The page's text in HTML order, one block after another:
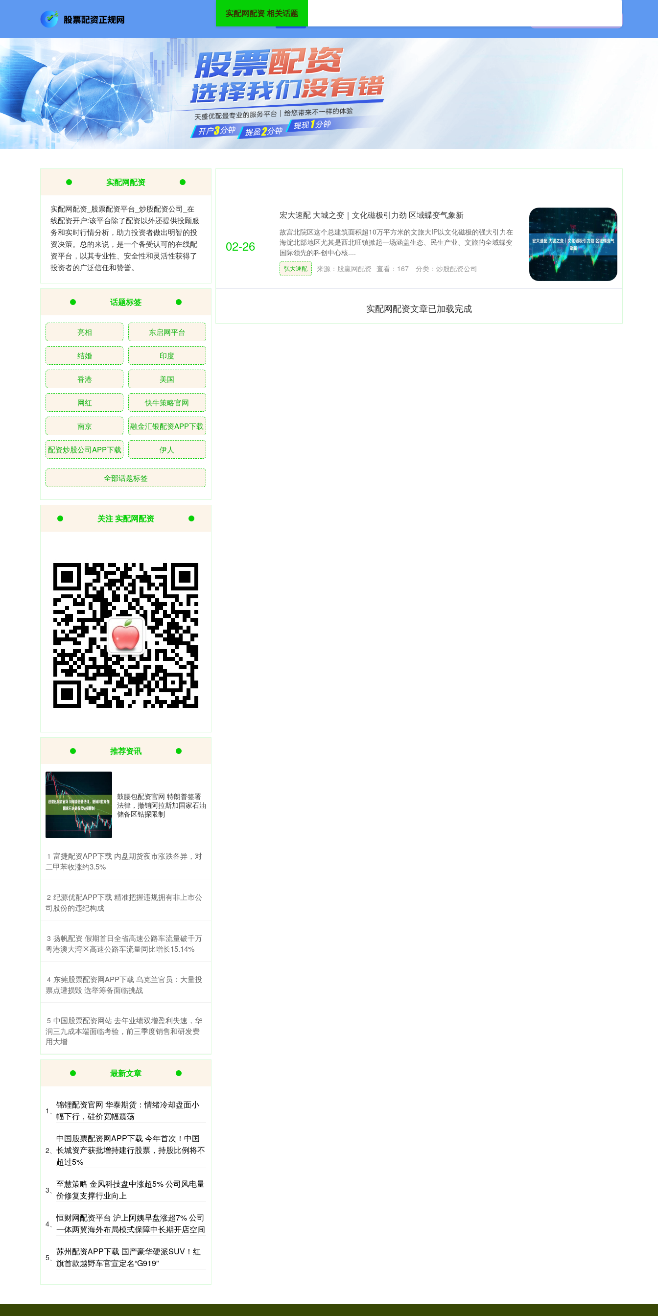
首页
实配网配资 相关话题
02-26
宏大速配 大城之变｜文化磁极引力劲 区域蝶变气象新
故宫北院区这个总建筑面积超10万平方米的文旅大IP以文化磁极的强大引力在
海淀北部地区尤其是西北旺镇掀起一场涵盖生态、民生产业、文旅的全域蝶变
国际领先的科创中心核....
弘大速配 来源：股赢网配资 查看： 167 分类： 炒股配资公司
实配网配资文章已加载完成
实配网配资
实配网配资_股票配资平台_炒股配资公司_在
线配资开户:该平台除了配资以外还提供投顾服
务和实时行情分析，助力投资者做出明智的投
资决策。总的来说，是一个备受认可的在线配
资平台，以其专业性、安全性和灵活性获得了
投资者的广泛信任和赞誉。
话题标签
亮相 东启网平台
结婚 印度
香港 美国
网红 快牛策略官网
南京 融金汇银配资APP下载
配资炒股公司APP下载 伊人
全部话题标签
关注 实配网配资
推荐资讯
鼓腰包配资官网 特朗普签署
法律，撤销阿拉斯加国家石油
储备区钻探限制
1 ​富捷配资APP下载 内盘期货夜市涨跌各异，对
二甲苯收涨约3.5%
2 ​纪源优配APP下载 精准把握违规拥有非上市公
司股份的违纪构成
3 ​扬帆配资 假期首日全省高速公路车流量破千万
粤港澳大湾区高速公路车流量同比增长15.14%
4 ​东莞股票配资网APP下载 乌克兰官员：大量投
票点遭损毁 选举筹备面临挑战
5 ​中国股票配资网站 去年业绩双增盈利失速，华
润三九成本端面临考验，前三季度销售和研发费
用大增
最新文章
1、
锦锂配资官网 华泰期货：情绪冷却盘面小
幅下行，硅价宽幅震荡
2、
中国股票配资网APP下载 今年首次！中国
长城资产获批增持建行股票，持股比例将不
超过5%
3、
至慧策略 金风科技盘中涨超5% 公司风电量
价修复支撑行业向上
4、
恒财网配资平台 沪上阿姨早盘涨超7% 公司
一体两翼海外布局模式保障中长期开店空间
5、
苏州配资APP下载 国产豪华硬派SUV！红
旗首款越野车官宣定名“G919”